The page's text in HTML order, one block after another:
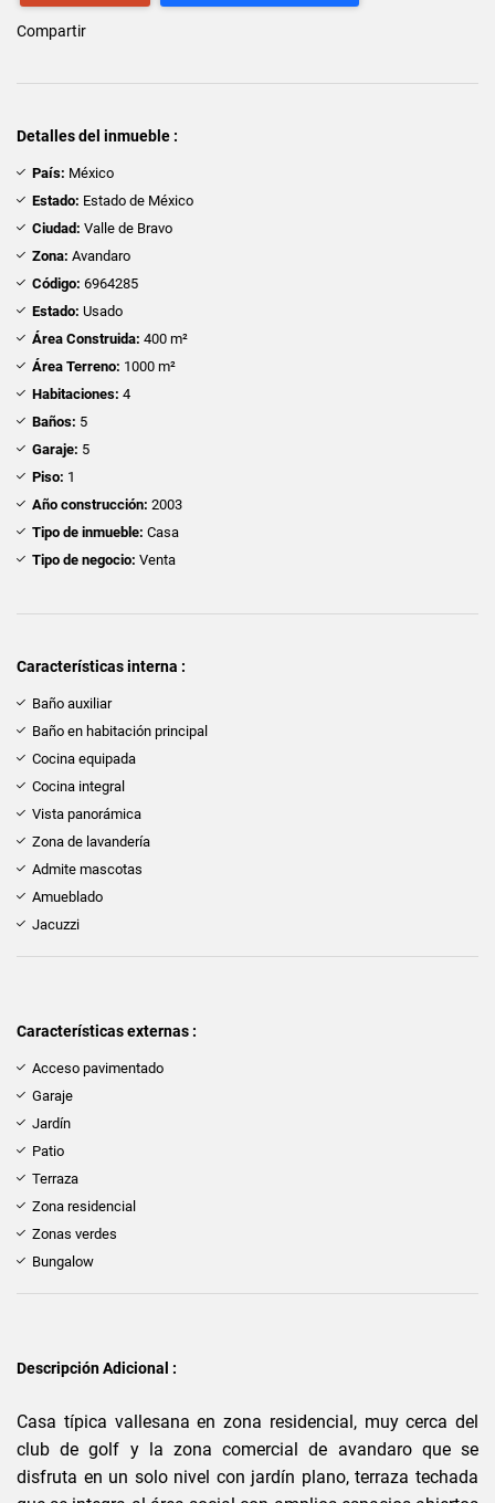
Compartir
Detalles del inmueble :
País: México
Estado: Estado de México
Ciudad: Valle de Bravo
Zona: Avandaro
Código: 6964285
Estado: Usado
Área Construida: 400 m²
Área Terreno: 1000 m²
Habitaciones: 4
Baños: 5
Garaje: 5
Piso: 1
Año construcción: 2003
Tipo de inmueble: Casa
Tipo de negocio: Venta
Características interna :
Baño auxiliar
Baño en habitación principal
Cocina equipada
Cocina integral
Vista panorámica
Zona de lavandería
Admite mascotas
Amueblado
Jacuzzi
Características externas :
Acceso pavimentado
Garaje
Jardín
Patio
Terraza
Zona residencial
Zonas verdes
Bungalow
Descripción Adicional :
Casa típica vallesana en zona residencial, muy cerca del
club de golf y la zona comercial de avandaro que se
disfruta en un solo nivel con jardín plano, terraza techada